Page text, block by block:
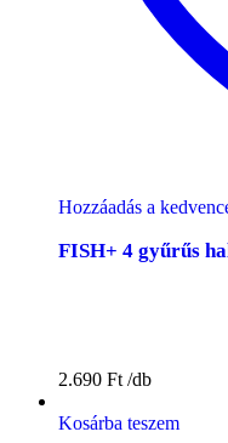
Hozzáadás a
FISH+ 4 gyűrűs
2.690 Ft
Kosárba teszem